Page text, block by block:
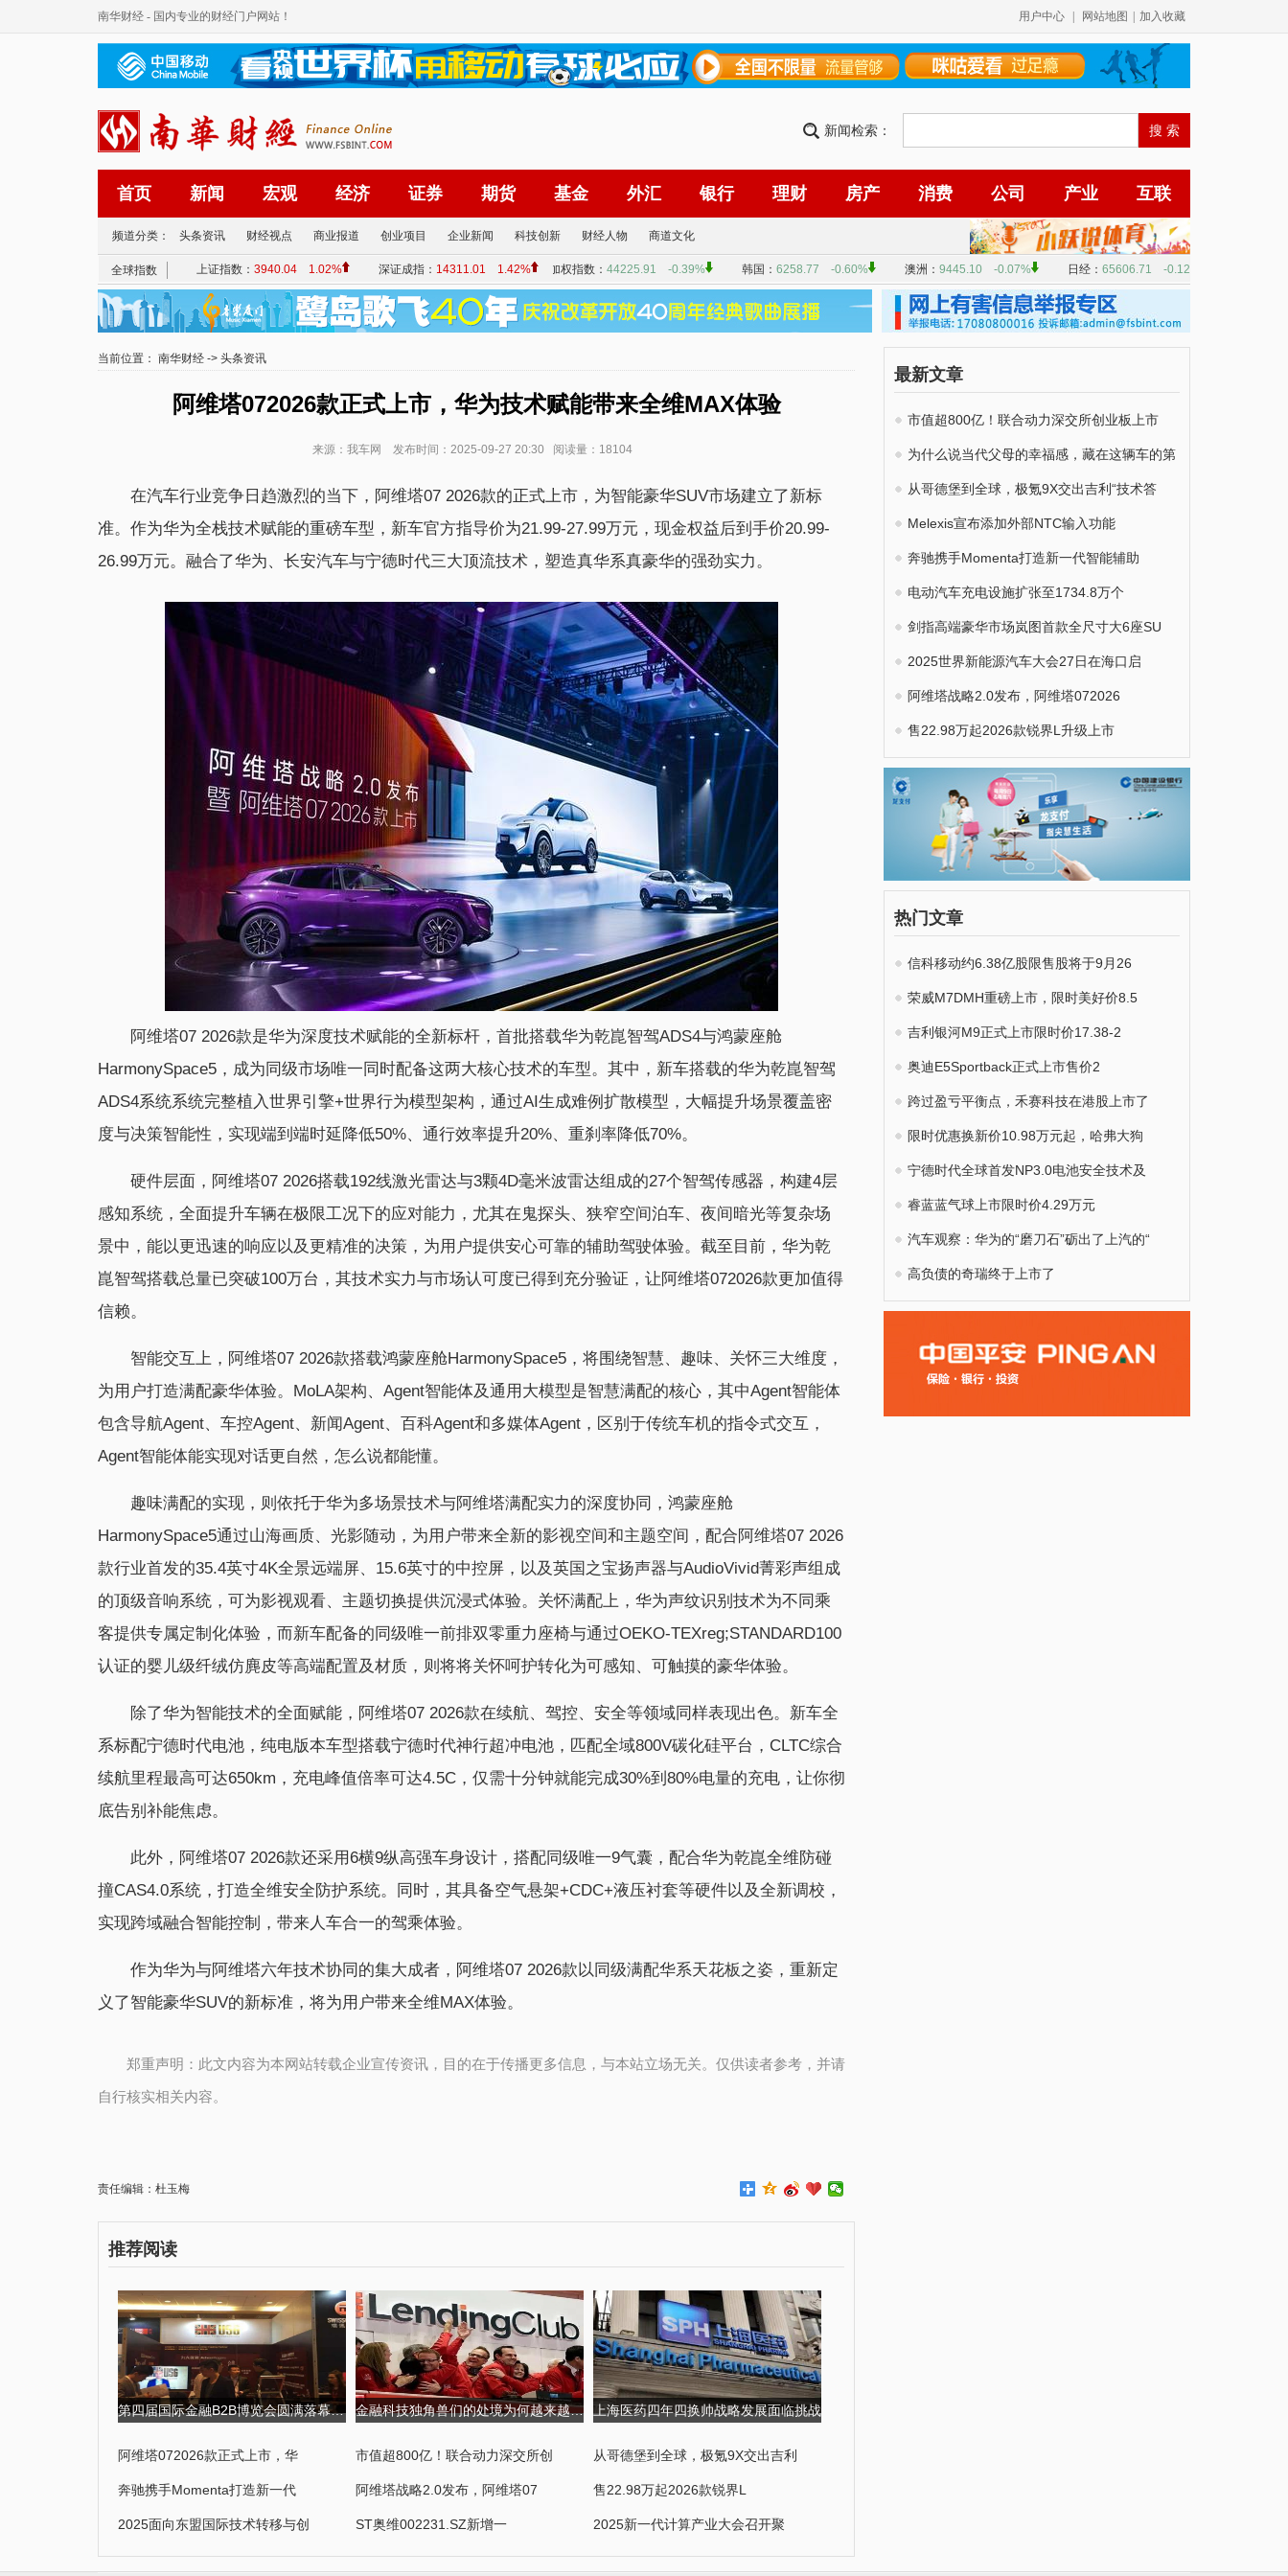
南华财经 - 国内专业的财经门户网站！ 用户中心 网站地图 加入收藏
新闻检索：
首页 新闻 宏观 经济 证券 期货 基金 外汇 银行 理财 房产 消费 公司 产业 互联
频道分类： 头条资讯 财经视点 商业报道 创业项目 企业新闻 科技创新 财经人物 商道文化
当前位置： 南华财经 -> 头条资讯
阿维塔072026款正式上市，华为技术赋能带来全维MAX体验
来源：我车网 发布时间：2025-09-27 20:30 阅读量：18104
在汽车行业竞争日趋激烈的当下，阿维塔07 2026款的正式上市，为智能豪华SUV市场建立了新标
准。作为华为全栈技术赋能的重磅车型，新车官方指导价为21.99-27.99万元，现金权益后到手价20.99-
26.99万元。融合了华为、长安汽车与宁德时代三大顶流技术，塑造真华系真豪华的强劲实力。
阿维塔07 2026款是华为深度技术赋能的全新标杆，首批搭载华为乾崑智驾ADS4与鸿蒙座舱
HarmonySpace5，成为同级市场唯一同时配备这两大核心技术的车型。其中，新车搭载的华为乾崑智驾
ADS4系统系统完整植入世界引擎+世界行为模型架构，通过AI生成难例扩散模型，大幅提升场景覆盖密
度与决策智能性，实现端到端时延降低50%、通行效率提升20%、重刹率降低70%。
硬件层面，阿维塔07 2026搭载192线激光雷达与3颗4D毫米波雷达组成的27个智驾传感器，构建4层
感知系统，全面提升车辆在极限工况下的应对能力，尤其在鬼探头、狭窄空间泊车、夜间暗光等复杂场
景中，能以更迅速的响应以及更精准的决策，为用户提供安心可靠的辅助驾驶体验。截至目前，华为乾
崑智驾搭载总量已突破100万台，其技术实力与市场认可度已得到充分验证，让阿维塔072026款更加值得
信赖。
智能交互上，阿维塔07 2026款搭载鸿蒙座舱HarmonySpace5，将围绕智慧、趣味、关怀三大维度，
为用户打造满配豪华体验。MoLA架构、Agent智能体及通用大模型是智慧满配的核心，其中Agent智能体
包含导航Agent、车控Agent、新闻Agent、百科Agent和多媒体Agent，区别于传统车机的指令式交互，
Agent智能体能实现对话更自然，怎么说都能懂。
趣味满配的实现，则依托于华为多场景技术与阿维塔满配实力的深度协同，鸿蒙座舱
HarmonySpace5通过山海画质、光影随动，为用户带来全新的影视空间和主题空间，配合阿维塔07 2026
款行业首发的35.4英寸4K全景远端屏、15.6英寸的中控屏，以及英国之宝扬声器与AudioVivid菁彩声组成
的顶级音响系统，可为影视观看、主题切换提供沉浸式体验。关怀满配上，华为声纹识别技术为不同乘
客提供专属定制化体验，而新车配备的同级唯一前排双零重力座椅与通过OEKO-TEXreg;STANDARD100
认证的婴儿级纤绒仿麂皮等高端配置及材质，则将将关怀呵护转化为可感知、可触摸的豪华体验。
除了华为智能技术的全面赋能，阿维塔07 2026款在续航、驾控、安全等领域同样表现出色。新车全
系标配宁德时代电池，纯电版本车型搭载宁德时代神行超冲电池，匹配全域800V碳化硅平台，CLTC综合
续航里程最高可达650km，充电峰值倍率可达4.5C，仅需十分钟就能完成30%到80%电量的充电，让你彻
底告别补能焦虑。
此外，阿维塔07 2026款还采用6横9纵高强车身设计，搭配同级唯一9气囊，配合华为乾崑全维防碰
撞CAS4.0系统，打造全维安全防护系统。同时，其具备空气悬架+CDC+液压衬套等硬件以及全新调校，
实现跨域融合智能控制，带来人车合一的驾乘体验。
作为华为与阿维塔六年技术协同的集大成者，阿维塔07 2026款以同级满配华系天花板之姿，重新定
义了智能豪华SUV的新标准，将为用户带来全维MAX体验。
郑重声明：此文内容为本网站转载企业宣传资讯，目的在于传播更多信息，与本站立场无关。仅供读者参考，并请
自行核实相关内容。
责任编辑：杜玉梅
推荐阅读
第四届国际金融B2B博览会圆满落幕,USGFX大放异彩 第四届京剧票友大 金融科技独角兽们的处境为何越来越尴尬? 上海医药四年四换帅战略发展面临挑战
阿维塔072026款正式上市，华 市值超800亿！联合动力深交所创 从哥德堡到全球，极氪9X交出吉利
奔驰携手Momenta打造新一代 阿维塔战略2.0发布，阿维塔07 售22.98万起2026款锐界L
2025面向东盟国际技术转移与创 ST奥维002231.SZ新增一 2025新一代计算产业大会召开聚
最新文章
市值超800亿！联合动力深交所创业板上市
为什么说当代父母的幸福感，藏在这辆车的第
从哥德堡到全球，极氪9X交出吉利“技术答
Melexis宣布添加外部NTC输入功能
奔驰携手Momenta打造新一代智能辅助
电动汽车充电设施扩张至1734.8万个
剑指高端豪华市场岚图首款全尺寸大6座SU
2025世界新能源汽车大会27日在海口启
阿维塔战略2.0发布，阿维塔072026
售22.98万起2026款锐界L升级上市
热门文章
信科移动约6.38亿股限售股将于9月26
荣威M7DMH重磅上市，限时美好价8.5
吉利银河M9正式上市限时价17.38-2
奥迪E5Sportback正式上市售价2
跨过盈亏平衡点，禾赛科技在港股上市了
限时优惠换新价10.98万元起，哈弗大狗
宁德时代全球首发NP3.0电池安全技术及
睿蓝蓝气球上市限时价4.29万元
汽车观察：华为的“磨刀石”砺出了上汽的“
高负债的奇瑞终于上市了